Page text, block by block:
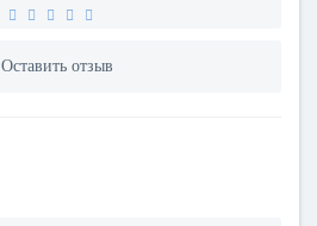
Оставить отзыв